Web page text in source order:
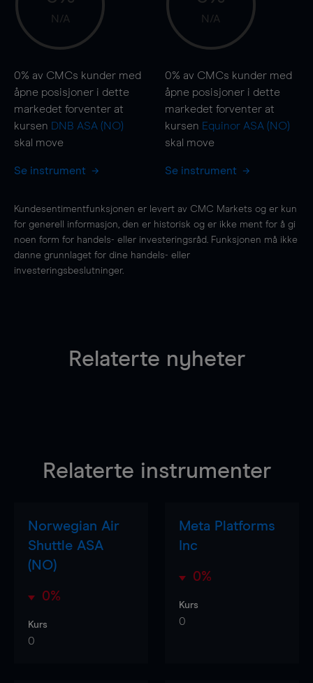
N/A
0% av CMCs kunder med
åpne posisjoner i dette
markedet forventer at
kursen DNB ASA (NO)
skal move
Se instrument
N/A
0% av CMCs kunder med
åpne posisjoner i dette
markedet forventer at
kursen Equinor ASA (NO)
skal move
Se instrument
Kundesentimentfunksjonen er levert av CMC Markets og er kun
for generell informasjon, den er historisk og er ikke ment for å gi
noen form for handels- eller investeringsråd. Funksjonen må ikke
danne grunnlaget for dine handels- eller
investeringsbeslutninger.
Relaterte nyheter
Relaterte instrumenter
Norwegian Air
Shuttle ASA
(NO)
0%
Kurs
0
Meta Platforms
Inc
0%
Kurs
0